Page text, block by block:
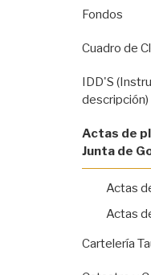
Fondos
Cuadro de
IDD'S
descripción)
Actas de
Junta de
Actas
Actas
Cartelería